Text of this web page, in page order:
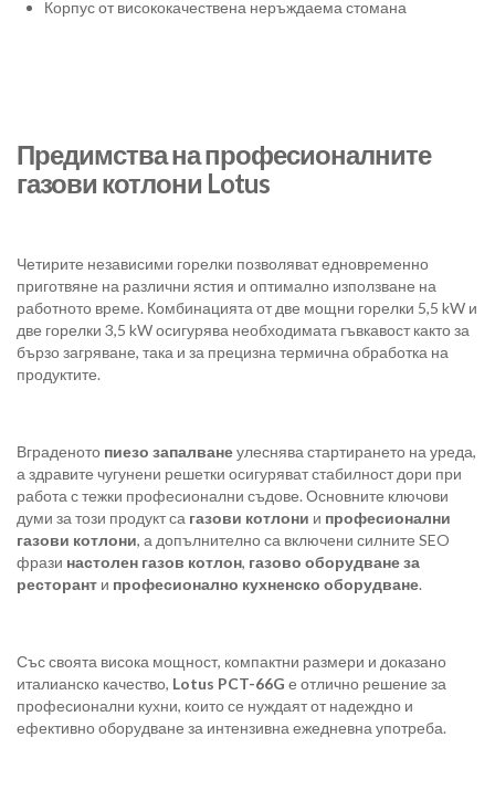
Корпус от висококачествена неръждаема стомана
Предимства на професионалните
газови котлони Lotus
Четирите независими горелки позволяват едновременно
приготвяне на различни ястия и оптимално използване на
работното време. Комбинацията от две мощни горелки 5,5 kW и
две горелки 3,5 kW осигурява необходимата гъвкавост както за
бързо загряване, така и за прецизна термична обработка на
продуктите.
Вграденото пиезо запалванеулеснява стартирането на уреда,
а здравите чугунени решетки осигуряват стабилност дори при
работа с тежки професионални съдове. Основните ключови
думи за този продукт са газови котлони и професионални
газови котлони, а допълнително са включени силните SEO
фрази настолен газов котлон, газово оборудване за
ресторант и професионално кухненско оборудване.
Със своята висока мощност, компактни размери и доказано
италианско качество, Lotus PCT-66G е отлично решение за
професионални кухни, които се нуждаят от надеждно и
ефективно оборудване за интензивна ежедневна употреба.